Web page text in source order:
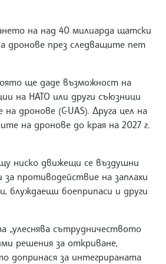
на над 40 милиарда щатски
дронове през следващите пет
ще даде възможност на
на НАТО или други съюзници
дронове (C-UAS). Друга цел на
на дронове до края на 2027 г.
ниско движещи се въздушни
за противодействие на заплахи
блуждаещи боеприпаси и други
сътрудничеството
решения за откриване,
допринася за интегрираната